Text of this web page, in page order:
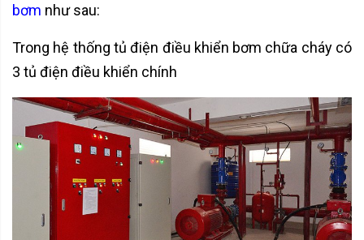
bơm như sau:
Trong hệ thống tủ điện điều khiển bơm chữa cháy có
3 tủ điện điều khiển chính